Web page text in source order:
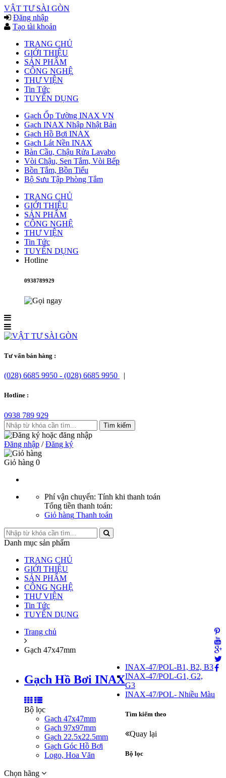
VẬT TƯ SÀI GÒN
Đăng nhập
Tạo tài khoản
TRANG CHỦ
GIỚI THIỆU
SẢN PHẨM
CÔNG NGHỆ
THƯ VIỆN
Tin Tức
TUYỂN DỤNG
Gạch Ốp Tường INAX VN
Gạch INAX Nhập Nhật Bản
Gạch Hồ Bơi INAX
Gạch Lát Nền INAX
Bàn Cầu, Chậu Rửa Lavabo
Vòi Chậu, Sen Tắm, Vòi Bếp
Bồn Tắm, Bồn Tiểu
Bộ Sưu Tập Phòng Tắm
TRANG CHỦ
GIỚI THIỆU
SẢN PHẨM
CÔNG NGHỆ
THƯ VIỆN
Tin Tức
TUYỂN DỤNG
Hotline
0938789929
Tư vấn bán hàng :
(028) 6685 9950 - (028) 6685 9950 |
Hotline :
0938 789 929
Đăng nhập /Đăng ký
Giỏ hàng 0
Phí vận chuyển: Tính khi thanh toán
Tổng tiền thanh toán:
Giỏ hàng Thanh toán
Danh mục sản phẩm
TRANG CHỦ
GIỚI THIỆU
SẢN PHẨM
CÔNG NGHỆ
THƯ VIỆN
Tin Tức
TUYỂN DỤNG
Trang chủ
Gạch 47x47mm
Gạch Hồ Bơi INAX
Bộ lọc
Gạch 47x47mm
Gạch 97x97mm
Gạch 22.5x22.5mm
Gạch Góc Hồ Bơi
Logo, Hoa Văn
INAX-47/POL-B1, B2, B3
INAX-47/POL-G1, G2,
G3
INAX-47/POL- Nhiều Màu
Tìm kiếm theo
Quay lại
Bộ lọc
Chọn hãng